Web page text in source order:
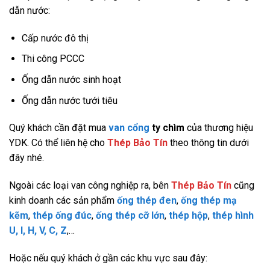
dẫn nước:
Cấp nước đô thị
Thi công PCCC
Ống dẫn nước sinh hoạt
Ống dẫn nước tưới tiêu
Quý khách cần đặt mua van cổng ty chìm của thương hiệu
YDK. Có thể liên hệ cho Thép Bảo Tín theo thông tin dưới
đây nhé.
Ngoài các loại van công nghiệp ra, bên Thép Bảo Tín cũng
kinh doanh các sản phẩm ống thép đen, ống thép mạ
kẽm, thép ống đúc, ống thép cỡ lớn, thép hộp, thép hình
U, I, H, V, C, Z,…
Hoặc nếu quý khách ở gần các khu vực sau đây: